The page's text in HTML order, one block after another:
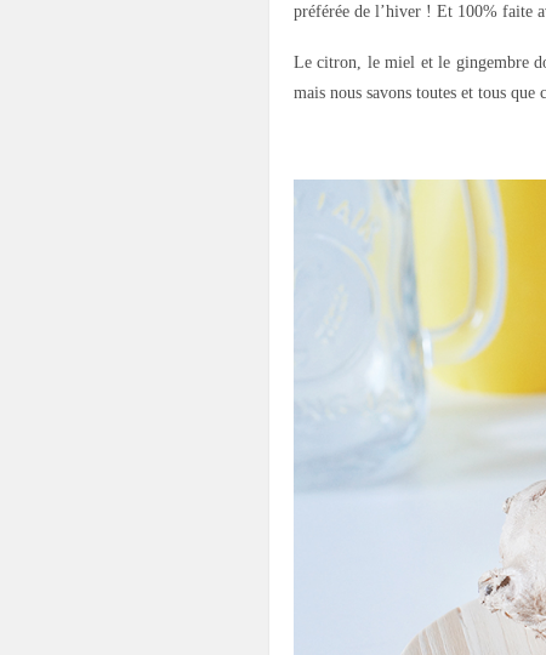
préférée de l’hiver ! Et 100% faite
Le citron, le miel et le gingembre
mais nous savons toutes et tous